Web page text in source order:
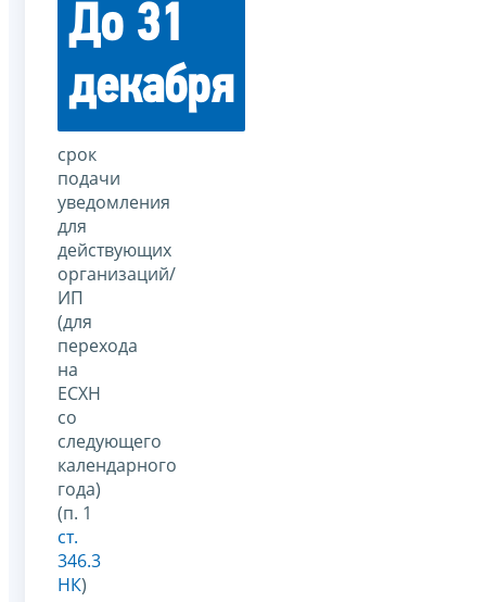
До 31
декабря
срок
подачи
уведомления
для
действующих
организаций/
ИП
(для
перехода
на
ЕСХН
со
следующего
календарного
года)
(п. 1
ст.
346.3
НК)